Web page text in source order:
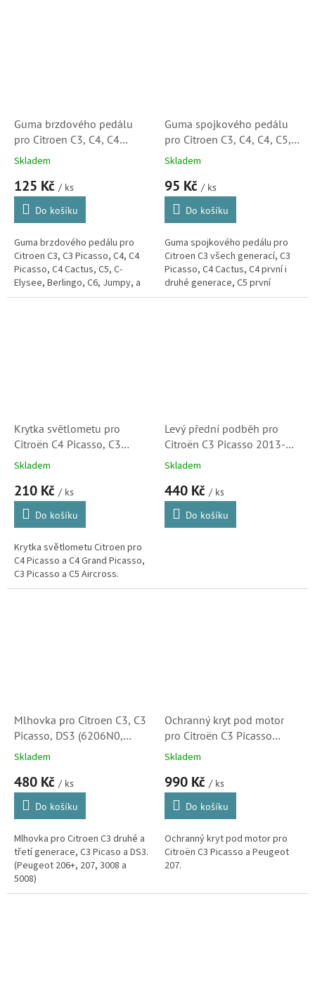
Guma brzdového pedálu
pro Citroen C3, C4, C4
Picasso, C5, C-Elysee,
(450421, 450417, 25509,
FT13066, 188788, M6183)
Skladem
125 Kč / ks
Do košíku
Guma brzdového pedálu pro
Citroen C3, C3 Picasso, C4, C4
Picasso, C4 Cactus, C5, C-
Elysee, Berlingo, C6, Jumpy, a
C8. (Peugeot 2008, 207, 208,
Guma spojkového pedálu
pro Citroen C3, C4, C4, C5,
C6, C-Elysee, DS3, DS4
38943) S2
Skladem
95 Kč / ks
Do košíku
Guma spojkového pedálu pro
Citroen C3 všech generací, C3
Picasso, C4 Cactus, C4 první i
druhé generace, C5 první
generace, C6, C-Elyseé, DS3 a
Krytka světlometu pro
Citroën C4 Picasso, C3
Picasso a C5 Aircross,
Skladem
210 Kč / ks
Do košíku
Krytka světlometu Citroen pro
C4 Picasso a C4 Grand Picasso,
C3 Picasso a C5 Aircross.
Levý přední podběh pro
Citroën C3 Picasso 2013-
(7136HQ, 6601-01-
Skladem
440 Kč / ks
Do košíku
Mlhovka pro Citroen C3, C3
Picasso, DS3 (6206N0,
9685425280, 5727292)
Skladem
480 Kč / ks
Do košíku
Mlhovka pro Citroen C3 druhé a
třetí generace, C3 Picaso a DS3.
(Peugeot 206+, 207, 3008 a
5008)
Ochranný kryt pod motor
pro Citroën C3 Picasso
Skladem
990 Kč / ks
Do košíku
Ochranný kryt pod motor pro
Citroën C3 Picasso a Peugeot
207.